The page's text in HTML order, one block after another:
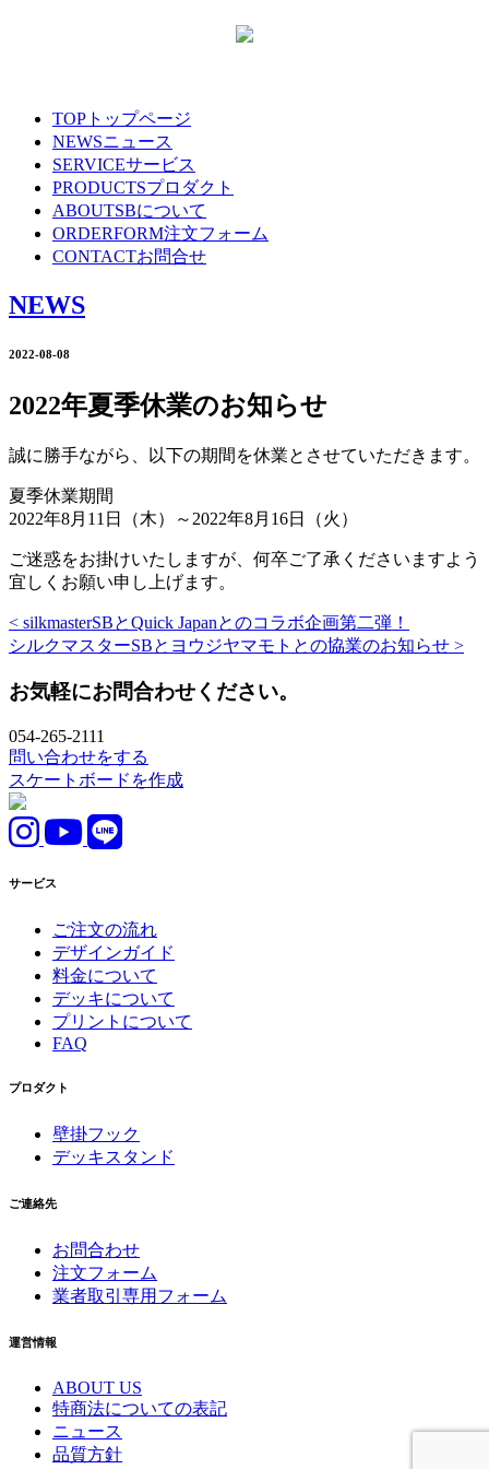
TOP トップページ
NEWSニュース
SERVICEサービス
PRODUCTSプロダクト
ABOUTSBについて
ORDERFORM注文フォーム
CONTACTお問合せ
NEWS
2022-08-08
2022年夏季休業のお知らせ
誠に勝手ながら、以下の期間を休業とさせていただきます。
夏季休業期間
2022年8月11日（木）～2022年8月16日（火）
ご迷惑をお掛けいたしますが、何卒ご了承くださいますよう
宜しくお願い申し上げます。
< silkmasterSBとQuick Japanとのコラボ企画第二弾！
シルクマスターSBとヨウジヤマモトとの協業のお知らせ >
お気軽にお問合わせください。
054-265-2111
問い合わせをする
スケートボードを作成
サービス
ご注文の流れ
デザインガイド
料金について
デッキについて
プリントについて
FAQ
プロダクト
壁掛フック
デッキスタンド
ご連絡先
お問合わせ
注文フォーム
業者取引専用フォーム
運営情報
ABOUT US
特商法についての表記
ニュース
品質方針